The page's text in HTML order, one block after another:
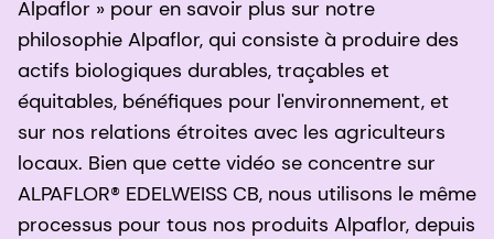
Alpaflor » pour en savoir plus sur notre
philosophie Alpaflor, qui consiste à produire des
actifs biologiques durables, traçables et
équitables, bénéfiques pour l'environnement, et
sur nos relations étroites avec les agriculteurs
locaux. Bien que cette vidéo se concentre sur
ALPAFLOR® EDELWEISS CB, nous utilisons le même
processus pour tous nos produits Alpaflor, depuis